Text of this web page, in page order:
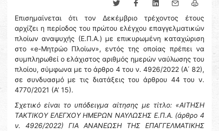
Επισημαίνεται ότι τον Δεκέμβριο τρέχοντος έτους
αρχίζει η περίοδος του πρώτου ελέγχου επαγγελματικών
πλοίων αναψυχής (Ε.Π.Α.) με επικυρωμένη καταχώριση
στο «e-Μητρώο Πλοίων», εντός της οποίας πρέπει να
συμπληρωθεί ο ελάχιστος αριθμός ημερών ναύλωσης του
πλοίου, σύμφωνα με το άρθρο 4 του ν. 4926/2022 (Α΄ 82),
σε συνδυασμό με τις διατάξεις του άρθρου 44 του ν.
4770/2021 (Α’ 15).
Σχετικό είναι το υπόδειγμα αίτησης με τίτλο: «ΑΙΤΗΣΗ
ΤΑΚΤΙΚΟΥ ΕΛΕΓΧΟΥ ΗΜΕΡΩΝ ΝΑΥΛΩΣΗΣ Ε.Π.Α. (άρθρο 4
ν. 4926/2022) ΓΙΑ ΑΝΑΝΕΩΣΗ ΤΗΣ ΕΠΑΓΓΕΛΜΑΤΙΚΗΣ